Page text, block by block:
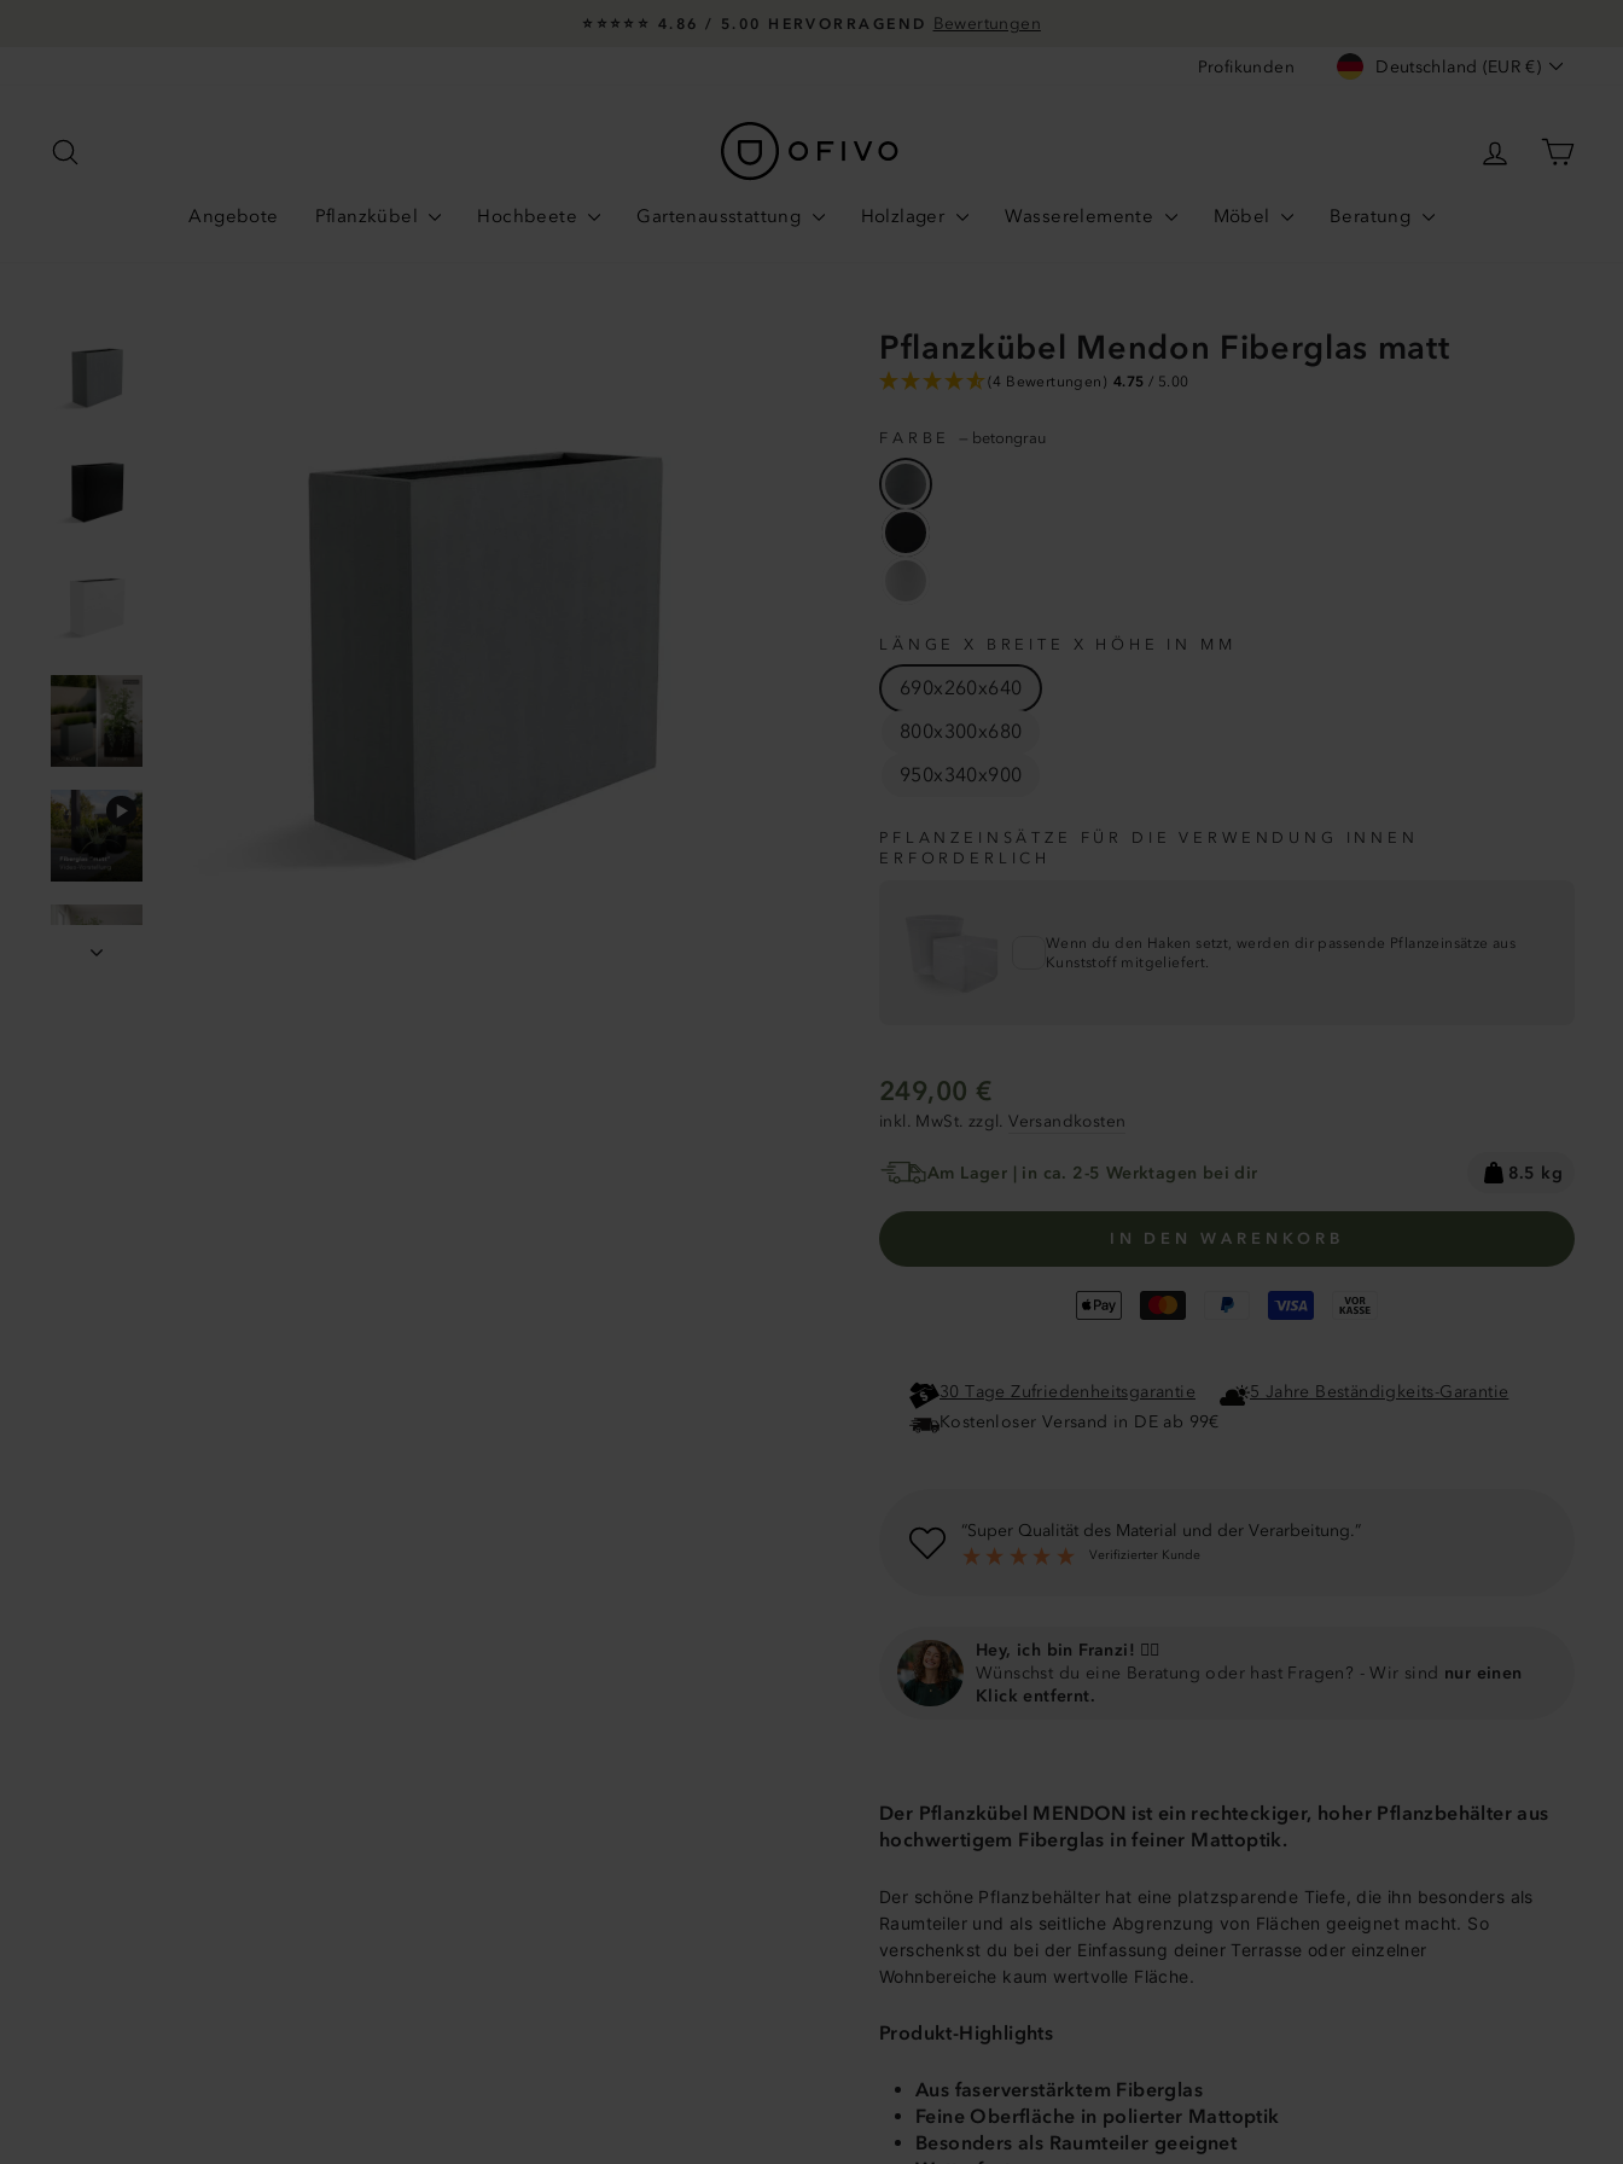
30 TAGE ZUFRIEDENHEITSGARANTIE
Profikunden WährungDeutschland (EUR €)
Einloggen
Angebote Pflanzkübel Hochbeete Gartenausstattung Holzlager Wasserelemente Möbel Beratung
Pflanzkübel Mendon Fiberglas matt
(4 Bewertungen) 4.75 / 5.00
FARBE — betongrau
LÄNGE X BREITE X HÖHE IN MM
690x260x640
800x300x680
950x340x900
PFLANZEINSÄTZE FÜR DIE VERWENDUNG INNEN
ERFORDERLICH
Wenn du den Haken setzt, werden dir passende Pflanzeinsätze aus
Kunststoff mitgeliefert.
249,00 €
Preis
inkl. MwSt. zzgl.Versandkosten
Am Lager | in ca. 2-5 Werktagen bei dir 8.5 kg
IN DEN WARENKORB
30 Tage Zufriedenheitsgarantie
5 Jahre Beständigkeits-Garantie
Kostenloser Versand in DE ab 99€
Super Qualität des Material und der Verarbeitung.
Verifizierter Kunde
Hey, ich bin Franzi! 🙋‍♀️
Wünschst du eine Beratung oder hast Fragen? - Wir sind nur einen
Klick entfernt.
Der Pflanzkübel MENDON ist ein rechteckiger, hoher Pflanzbehälter aus
hochwertigem Fiberglas in feiner Mattoptik.
Der schöne Pflanzbehälter hat eine platzsparende Tiefe, die ihn besonders als
Raumteiler und als seitliche Abgrenzung von Flächen geeignet macht. So
verschenkst du bei der Einfassung deiner Terrasse oder einzelner
Wohnbereiche kaum wertvolle Fläche.
Produkt-Highlights
Aus faserverstärktem Fiberglas
Feine Oberfläche in polierter Mattoptik
Besonders als Raumteiler geeignet